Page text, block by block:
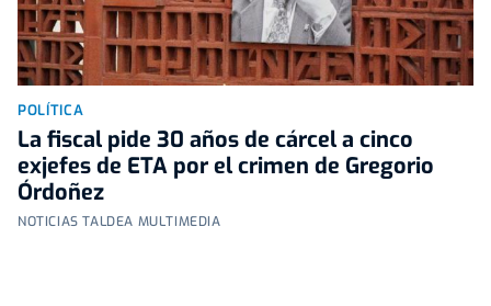
POLÍTICA
La fiscal pide 30 años de cárcel a cinco
exjefes de ETA por el crimen de Gregorio
Órdoñez
NOTICIAS TALDEA MULTIMEDIA